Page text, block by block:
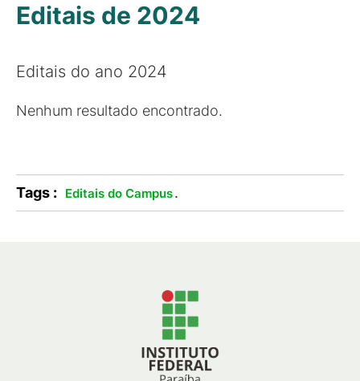
Editais de 2024
Editais do ano 2024
Nenhum resultado encontrado.
Tags : Editais do Campus.